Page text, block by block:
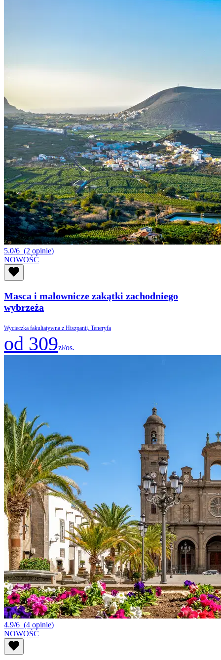
5.0/6 (2 opinie)
NOWOŚĆ
Masca i malownicze zakątki zachodniego
wybrzeża
Wycieczka fakultatywna z Hiszpanii, Teneryfa
od 309zł/os.
4.9/6 (4 opinie)
NOWOŚĆ